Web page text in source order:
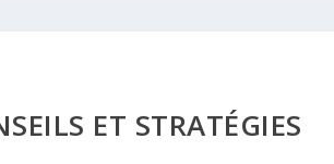
ET STRATÉGIES